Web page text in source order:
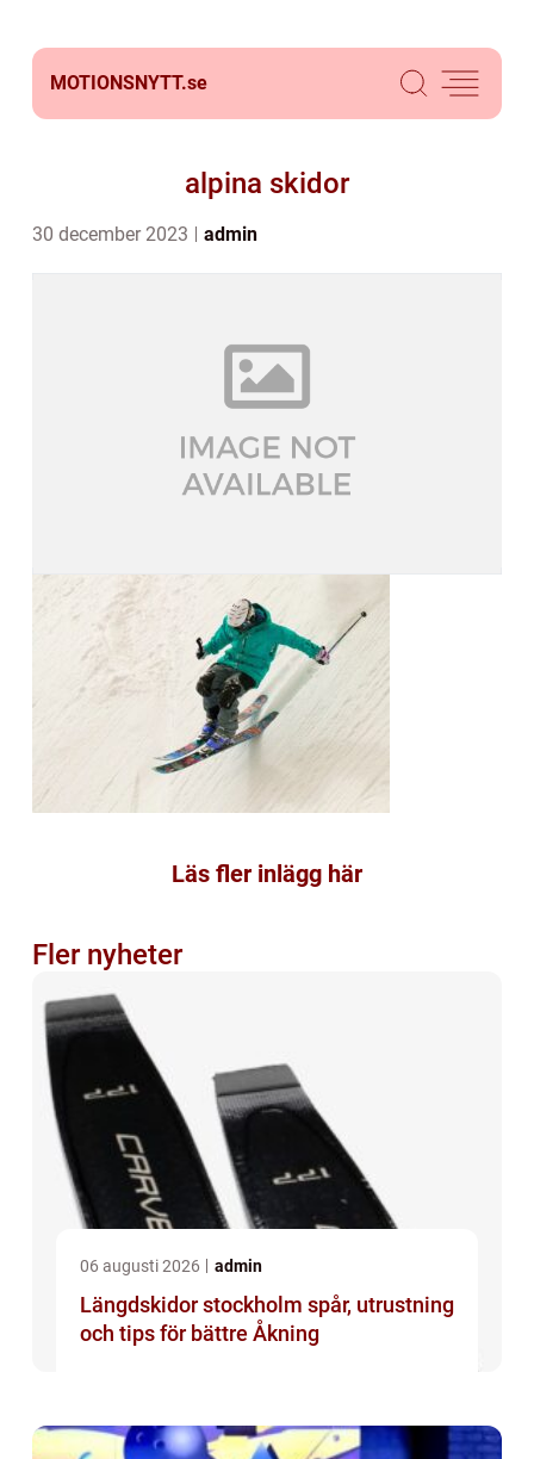
MOTIONSNYTT.se
alpina skidor
30 december 2023 admin
Läs fler inlägg här
Fler nyheter
06 augusti 2026 admin
Längdskidor stockholm spår, utrustning
och tips för bättre Åkning